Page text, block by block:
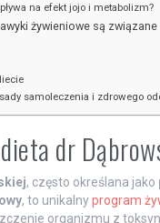
na efekt jojo i metabolizm?
żywieniowe są związane
samoleczenia i zdrowego
dr
, często określana jako
, to unikalnyprogram
organizmu z